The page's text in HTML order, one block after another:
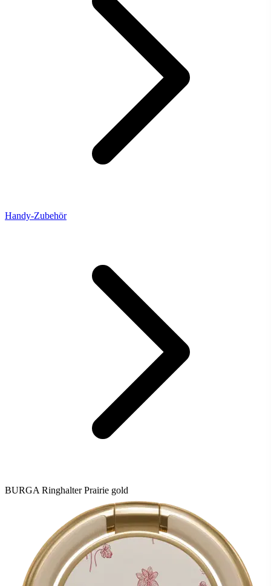
Handy-Zubehör
BURGA Ringhalter Prairie gold